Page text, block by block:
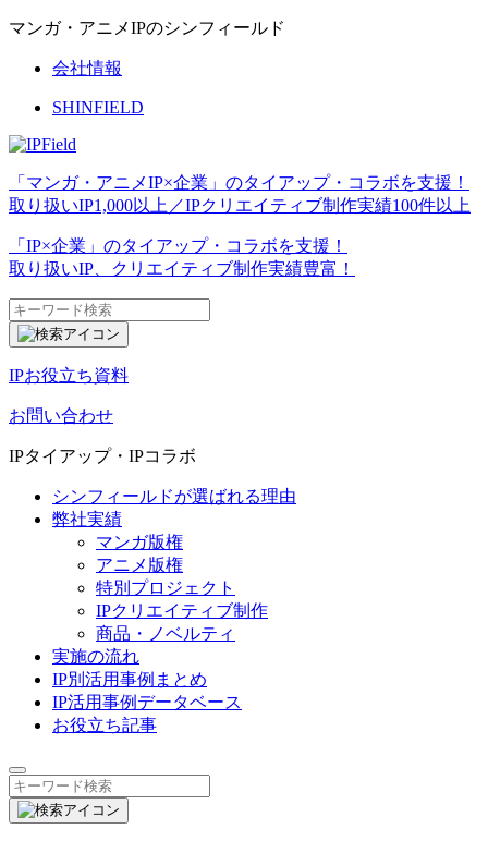
マンガ・アニメIPのシンフィールド
会社情報
SHINFIELD
「マンガ・アニメIP×企業」のタイアップ・コラボを支援！
取り扱いIP1,000以上 ／IPクリエイティブ制作実績100件以上
「IP×企業」のタイアップ・コラボを支援！
取り扱いIP、クリエイティブ制作実績豊富！
IPお役立ち資料
お問い合わせ
IPタイアップ・IPコラボ
シンフィールドが選ばれる理由
弊社実績
マンガ版権
アニメ版権
特別プロジェクト
IPクリエイティブ制作
商品・ノベルティ
実施の流れ
IP別活用事例まとめ
IP活用事例データベース
お役立ち記事